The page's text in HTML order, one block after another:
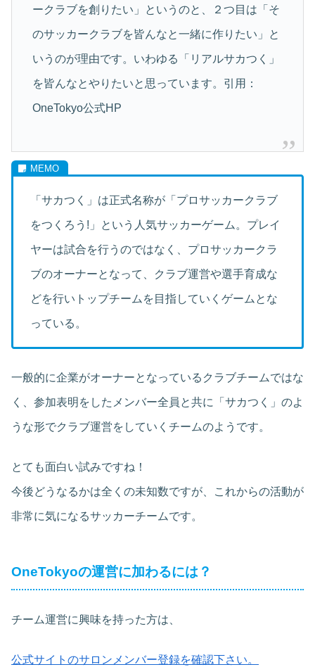
ークラブを創りたい」というのと、２つ目は「そ
のサッカークラブを皆んなと一緒に作りたい」と
いうのが理由です。いわゆる「リアルサカつく」
を皆んなとやりたいと思っています。引用：
OneTokyo公式HP
「サカつく」は正式名称が「プロサッカークラブ
をつくろう!」という人気サッカーゲーム。プレイ
ヤーは試合を行うのではなく、プロサッカークラ
ブのオーナーとなって、クラブ運営や選手育成な
どを行いトップチームを目指していくゲームとな
っている。
一般的に企業がオーナーとなっているクラブチームではな
く、参加表明をしたメンバー全員と共に「サカつく」のよ
うな形でクラブ運営をしていくチームのようです。
とても面白い試みですね！
今後どうなるかは全くの未知数ですが、これからの活動が
非常に気になるサッカーチームです。
OneTokyoの運営に加わるには？
チーム運営に興味を持った方は、
公式サイトのサロンメンバー登録を確認下さい。